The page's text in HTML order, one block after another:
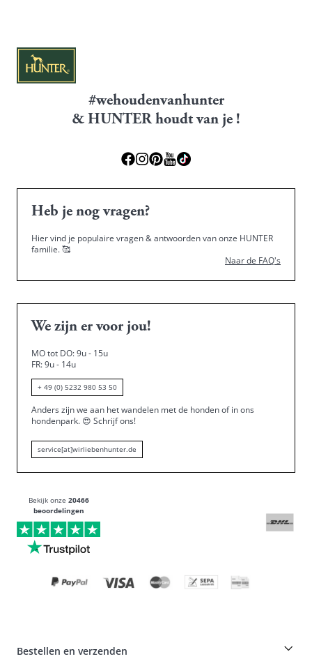
#wehoudenvanhunter
& HUNTER houdt van je !
Heb je nog vragen?
Hier vind je populaire vragen & antwoorden van onze HUNTER
familie.🥰
Naar de FAQ's
We zijn er voor jou!
MO tot DO: 9u - 15u
FR: 9u - 14u
+ 49 (0) 5232 980 53 50
Anders zijn we aan het wandelen met de honden of in ons
hondenpark. 😍 Schrijf ons!
service[at]wirliebenhunter.de
Bekijk onze 20466
beoordelingen
Bestellen en verzenden